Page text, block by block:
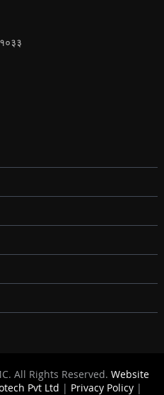
All Rights Reserved.Website
Pvt Ltd | Privacy Policy|